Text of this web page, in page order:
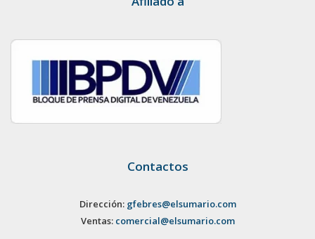
Contactos
Dirección: gfebres@elsumario.com
Ventas: comercial@elsumario.com